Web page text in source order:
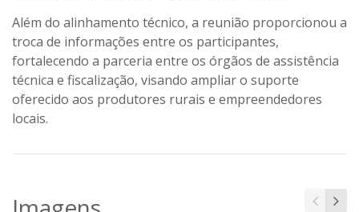
Além do alinhamento técnico, a reunião proporcionou a
troca de informações entre os participantes,
fortalecendo a parceria entre os órgãos de assistência
técnica e fiscalização, visando ampliar o suporte
oferecido aos produtores rurais e empreendedores
locais.